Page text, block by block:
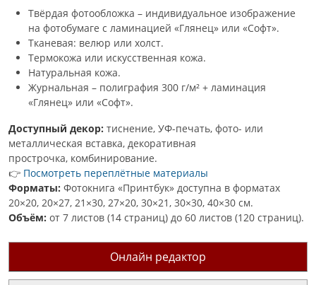
Твёрдая фотообложка – индивидуальное изображение
на фотобумаге с ламинацией «Глянец» или «Софт».
Тканевая: велюр или холст.
Термокожа или искусственная кожа.
Натуральная кожа.
Журнальная – полиграфия 300 г/м² + ламинация
«Глянец» или «Софт».
Доступный декор: тиснение, УФ-печать, фото- или
металлическая вставка, декоративная
прострочка, комбинирование.
👉 Посмотреть переплётные материалы
Форматы: Фотокнига «Принтбук» доступна в форматах
20×20, 20×27, 21×30, 27×20, 30×21, 30×30, 40×30 см.
Объём: от 7 листов (14 страниц) до 60 листов (120 страниц).
Онлайн редактор